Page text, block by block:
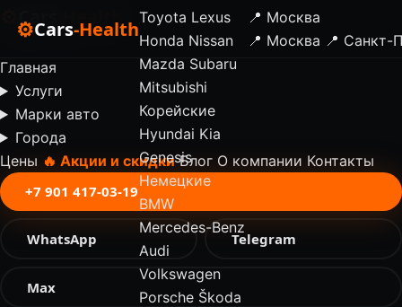
⚙Cars-HealthToyota Lexus
Honda Nissan
Mazda Subaru
Mitsubishi
Корейские
Hyundai Kia
Genesis
Немецкие
BMW
Mercedes-Benz
Audi
Volkswagen
Porsche Škoda
📍 Москва
📍 Москва 📍 Санкт-
Cars -Health
Главная
Услуги
Марки авто
Города
Цены 🔥 Акции и скидки Блог О компании Контакты
+7 901 417-03-19
WhatsApp Telegram
Max